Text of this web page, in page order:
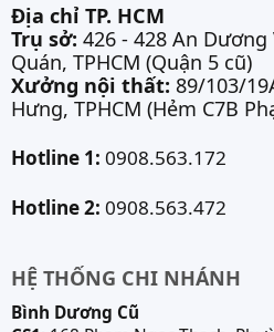
Địa chỉ TP. HCM
Trụ sở: 426 - 428 An
Quán, TPHCM (Quận 5 cũ)
Xưởng nội thất: 89/103/
Hưng, TPHCM (Hẻm C7B
Hotline 1: 0908.563.172
Hotline 2: 0908.563.472
HỆ THỐNG CHI NHÁNH
Bình Dương Cũ